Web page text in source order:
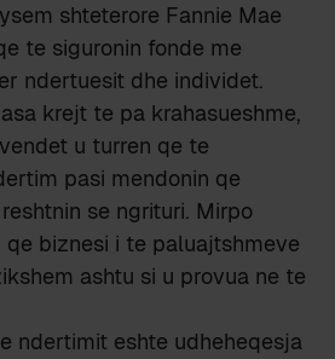
shteterore Fannie Mae
te siguronin fonde me
ndertuesit dhe individet.
krejt te pa krahasueshme,
u turren qe te
pasi mendonin qe
se ngrituri. Mirpo
biznesi i te paluajtshmeve
ashtu si u provua ne te
ndertimit eshte udheheqesja